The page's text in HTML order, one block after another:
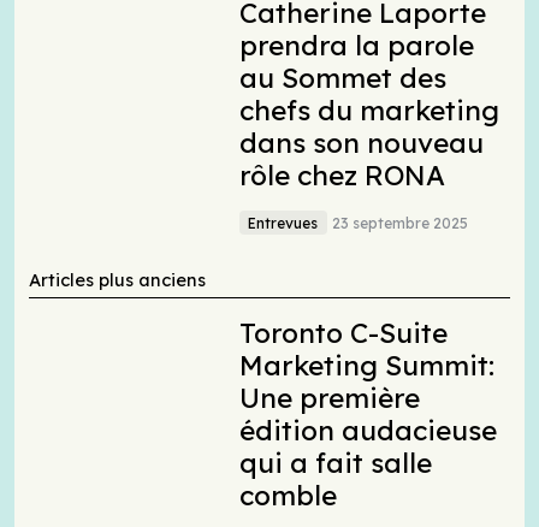
Catherine Laporte
prendra la parole
au Sommet des
chefs du marketing
dans son nouveau
rôle chez RONA
Entrevues 23 septembre 2025
Articles plus anciens
Toronto C-Suite
Marketing Summit:
Une première
édition audacieuse
qui a fait salle
comble